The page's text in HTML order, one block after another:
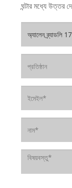
ঘন্টার মধ্যে উত্তর